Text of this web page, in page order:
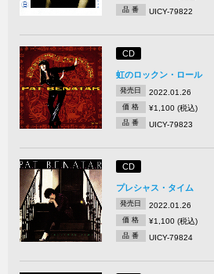
品 番 UICY-79822
CD
虹のロックン・ロール
発売日 2022.01.26
価 格 ¥1,100 (税込)
品 番 UICY-79823
CD
プレシャス・タイム
発売日 2022.01.26
価 格 ¥1,100 (税込)
品 番 UICY-79824